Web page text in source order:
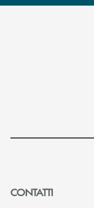
CONTATTI